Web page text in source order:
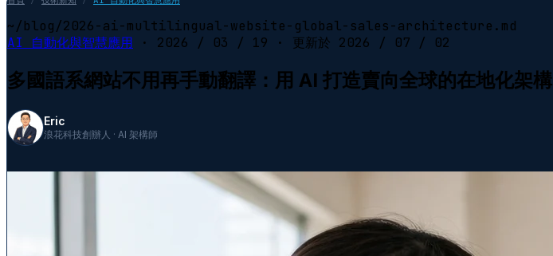
~/blog/2026-ai-multilingual-website-global-sales-architecture.md
AI 自動化與智慧應用 · 2026 / 03 / 19 · 更新於 2026 / 07 / 02
多國語系網站不用再手動翻譯：用 AI 打造賣向全球的在地化架構
Eric
浪花科技創辦人 · AI 架構師